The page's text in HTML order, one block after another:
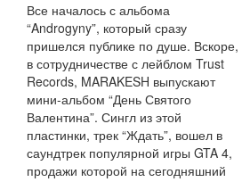
Все началось с альбома
“Androgyny”, который сразу
пришелся публике по душе. Вскоре,
в сотрудничестве с лейблом Trust
Records, MARAKESH выпускают
мини-альбом “День Святого
Валентина”. Сингл из этой
пластинки, трек “Ждать”, вошел в
саундтрек популярной игры GTA 4,
продажи которой на сегодняшний